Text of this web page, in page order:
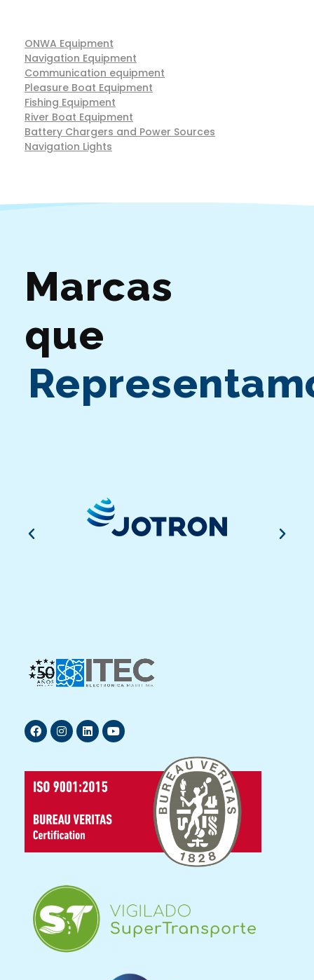
ONWA Equipment
Navigation Equipment
Communication equipment
Pleasure Boat Equipment
Fishing Equipment
River Boat Equipment
Battery Chargers and Power Sources
Navigation Lights
Marcas
que